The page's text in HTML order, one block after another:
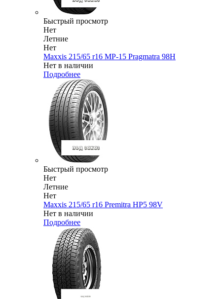
Быстрый просмотр
Нет
Летние
Нет
Maxxis 215/65 r16 MP-15 Pragmatra 98H
Нет в наличии
Подробнее
Быстрый просмотр
Нет
Летние
Нет
Maxxis 215/65 r16 Premitra HP5 98V
Нет в наличии
Подробнее